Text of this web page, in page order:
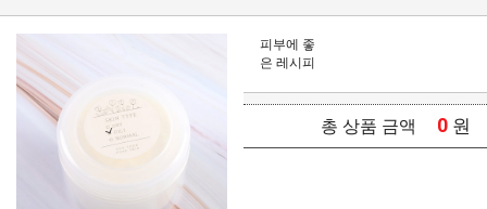
피부에 좋
은 레시피
총 상품 금액 0 원